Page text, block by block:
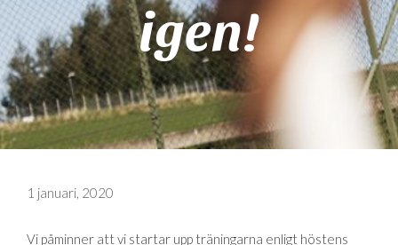
igen!
1 januari, 2020
Vi påminner att vi startar upp träningarna enligt höstens